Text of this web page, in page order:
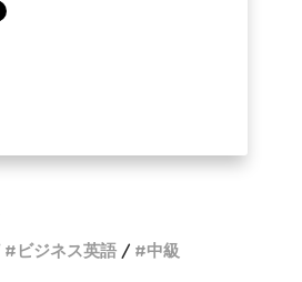
ビジネス英語 中級